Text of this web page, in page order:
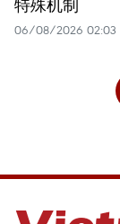
06/08/2026 02:03